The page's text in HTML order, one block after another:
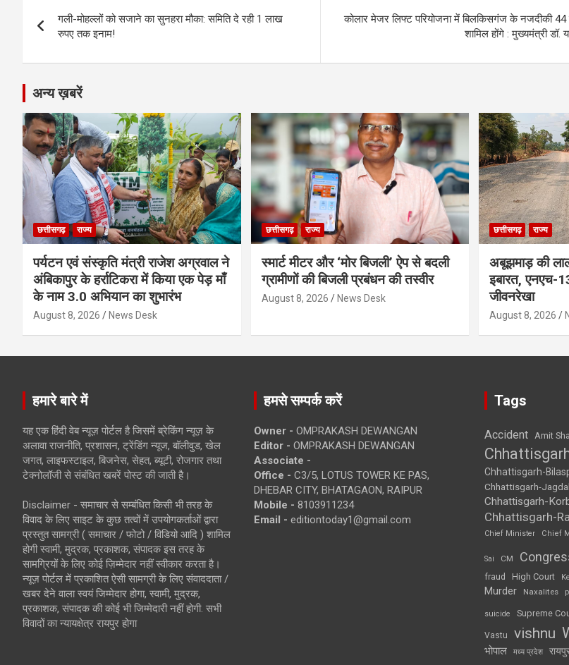
o
k
er p
m
k
navigation
गली-मोहल्लों को सजाने का सुनहरा मौका: समिति दे रही 1 लाख
रुपए तक इनाम!
कोलार मेजर लिफ्ट परियोजना में बिलकिसगंज के नजदीकी 44
शामिल होंगे : मुख्यमंत्री डॉ.
अन्य ख़बरें
छत्तीसगढ़ राज्य
पर्यटन एवं संस्कृति मंत्री राजेश अग्रवाल ने
अंबिकापुर के हर्राटिकरा में किया एक पेड़ माँ
के नाम 3.0 अभियान का शुभारंभ
August 8, 2026 News Desk
छत्तीसगढ़ राज्य
स्मार्ट मीटर और ‘मोर बिजली’ ऐप से बदली
ग्रामीणों की बिजली प्रबंधन की तस्वीर
August 8, 2026 News Desk
छत्तीसगढ़ राज्य
अबूझमाड़ की
इबारत, एनएच-
जीवनरेखा
August 8, 2026
हमारे बारे में
यह एक हिंदी वेब न्यूज़ पोर्टल है जिसमें ब्रेकिंग न्यूज़ के
अलावा राजनीति, प्रशासन, ट्रेंडिंग न्यूज, बॉलीवुड, खेल
जगत, लाइफस्टाइल, बिजनेस, सेहत, ब्यूटी, रोजगार तथा
टेक्नोलॉजी से संबंधित खबरें पोस्ट की जाती है।
Disclaimer - समाचार से सम्बंधित किसी भी तरह के
विवाद के लिए साइट के कुछ तत्वों में उपयोगकर्ताओं द्वारा
प्रस्तुत सामग्री ( समाचार / फोटो / विडियो आदि ) शामिल
होगी स्वामी, मुद्रक, प्रकाशक, संपादक इस तरह के
सामग्रियों के लिए कोई ज़िम्मेदार नहीं स्वीकार करता है।
न्यूज़ पोर्टल में प्रकाशित ऐसी सामग्री के लिए संवाददाता /
खबर देने वाला स्वयं जिम्मेदार होगा, स्वामी, मुद्रक,
प्रकाशक, संपादक की कोई भी जिम्मेदारी नहीं होगी. सभी
विवादों का न्यायक्षेत्र रायपुर होगा
हमसे सम्पर्क करें
Owner - OMPRAKASH DEWANGAN
Editor - OMPRAKASH DEWANGAN
Associate -
Office - C3/5, LOTUS TOWER KE PAS,
DHEBAR CITY, BHATAGAON, RAIPUR
Mobile - 8103911234
Email - editiontoday1@gmail.com
Tags
Accident Amit
Chhattisgarh-
Chhattisgarh-
Chhattisgarh-
Chhattisgarh-
Chief Minister
Chief
Sai CM
fraud
High Court
Murder Naxalites
suicide Supreme
Vastu vishnu
भोपाल मध्य प्रदेश